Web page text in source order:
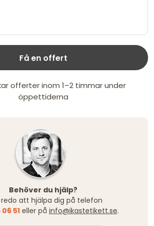
Få en offert
offerter inom 1–2 timmar under
öppettiderna
Behöver du hjälp?
redo att hjälpa dig på telefon
51eller på info@ikastetikett.se.